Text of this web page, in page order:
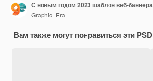
С новым годом 2023 шаблон веб-баннера
Graphic_Era
Вам также могут понравиться эти PSD